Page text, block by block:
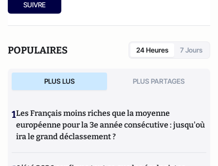
SUIVRE
POPULAIRES 24 Heures 7 Jours
PLUS LUS PLUS PARTAGES
1Les Français moins riches que la moyenne
européenne pour la 3e année consécutive : jusqu'où
ira le grand déclassement ?